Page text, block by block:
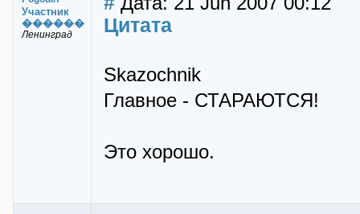
Участник
������
Ленинград Цитата
Skazochnik
Главное - СТАРАЮТСЯ!
Это хорошо.